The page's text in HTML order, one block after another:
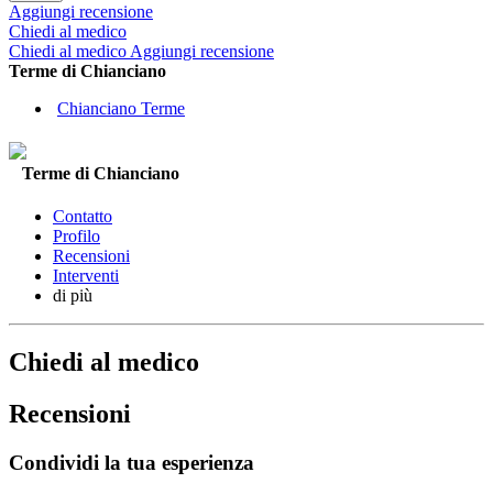
Aggiungi recensione
Chiedi al medico
Chiedi al medico Aggiungi recensione
Terme di Chianciano
Chianciano Terme
Terme di Chianciano
Contatto
Profilo
Recensioni
Interventi
di più
Chiedi al medico
Recensioni
Condividi la tua esperienza